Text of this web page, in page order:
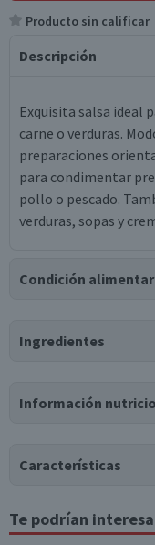
Producto sin calificar
Descripción
Exquisita salsa ideal
carne o verduras.
preparaciones
para condimentar
pollo o pescado.
verduras, sopas y
Condición
Ingredientes
Sal, Mostaza,
sodio, Cebolla, Gluten
Información
Tabla nutricional
Características
Tipo de Producto
Sazonadores
Te podrían